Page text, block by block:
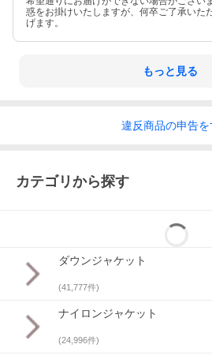
惑をお掛けいたしますが、何卒ご了承いた
げます。
もっと見る
違反商品の申告を
カテゴリから探す
ダウンジャケット
(41,777件)
ナイロンジャケット
(24,996件)